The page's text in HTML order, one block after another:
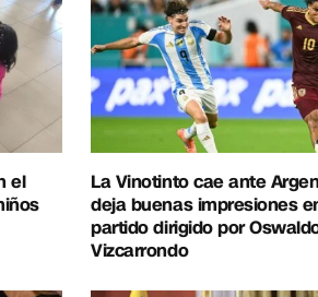
el
La Vinotinto cae ante
deja buenas impresiones
partido dirigido por
Vizcarrondo